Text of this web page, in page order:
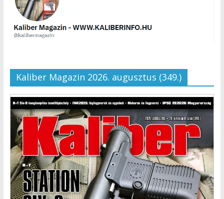
Kaliber Magazin 2026. augusztus (349.)